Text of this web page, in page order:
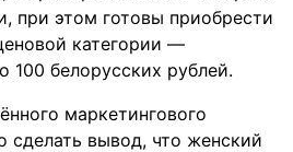
при этом готовы приобрести
категории —
100 белорусских рублей.
маркетингового
сделать вывод, что женский